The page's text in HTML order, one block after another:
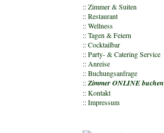
::Zimmer & Suiten
::Restaurant
::Wellness
::Tagen & Feiern
::Cocktailbar
::Party- & Catering Service
:: Anreise
::Buchungsanfrage
::Zimmer ONLINE buchen
::Kontakt
::Impressum